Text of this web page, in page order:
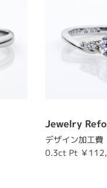
Jewelry
デザイン加工費
0.3ct Pt ￥